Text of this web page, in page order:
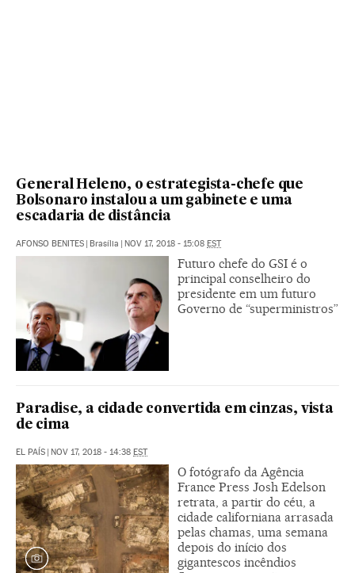
General Heleno, o estrategista-chefe que
Bolsonaro instalou a um gabinete e uma
escadaria de distância
AFONSO BENITES Brasília NOV 17, 2018 - 15:08 EST
Futuro chefe do GSI é o
principal conselheiro do
presidente em um futuro
Governo de “superministros”
Paradise, a cidade convertida em cinzas, vista
de cima
EL PAÍS NOV 17, 2018 - 14:38 EST
O fotógrafo da Agência
France Press Josh Edelson
retrata, a partir do céu, a
cidade californiana arrasada
pelas chamas, uma semana
depois do início dos
gigantescos incêndios